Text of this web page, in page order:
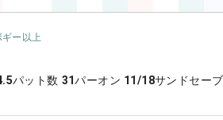
ー以上
パット数 31パーオン 11/18サンドセーブ